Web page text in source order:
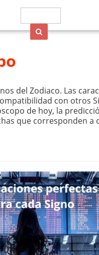
del Zodiaco. Las
con otros
de hoy, la
que corresponden a